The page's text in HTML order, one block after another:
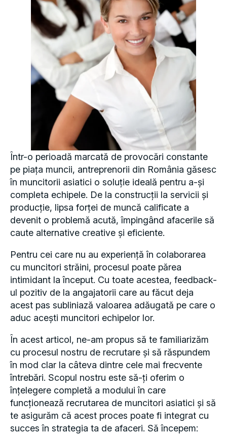
Într-o perioadă marcată de provocări constante
pe piața muncii, antreprenorii din România găsesc
în muncitorii asiatici o soluție ideală pentru a-și
completa echipele. De la construcții la servicii și
producție, lipsa forței de muncă calificate a
devenit o problemă acută, împingând afacerile să
caute alternative creative și eficiente.
Pentru cei care nu au experiență în colaborarea
cu muncitori străini, procesul poate părea
intimidant la început. Cu toate acestea, feedback-
ul pozitiv de la angajatorii care au făcut deja
acest pas subliniază valoarea adăugată pe care o
aduc acești muncitori echipelor lor.
În acest articol, ne-am propus să te familiarizăm
cu procesul nostru de recrutare și să răspundem
în mod clar la câteva dintre cele mai frecvente
întrebări. Scopul nostru este să-ți oferim o
înțelegere completă a modului în care
funcționează recrutarea de muncitori asiatici și să
te asigurăm că acest proces poate fi integrat cu
succes în strategia ta de afaceri. Să începem: